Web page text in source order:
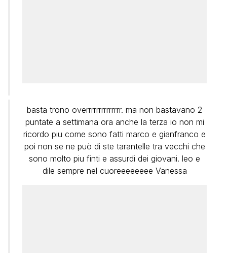
basta trono overrrrrrrrrrrrrr. ma non bastavano 2
puntate a settimana ora anche la terza io non mi
ricordo piu come sono fatti marco e gianfranco e
poi non se ne può di ste tarantelle tra vecchi che
sono molto piu finti e assurdi dei giovani. leo e
dile sempre nel cuoreeeeeeee Vanessa